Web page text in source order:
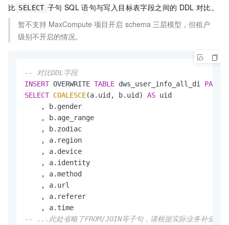
比 SELECT 子句 SQL 语句与写入目标表字段之间的 DDL 对比。
暂不支持 MaxCompute 项目开启 schema 三层模型，但租户
级别不开启的情况。
-- 对比DDL字段
INSERT OVERWRITE TABLE dws_user_info_all_di
SELECT COALESCE(a.uid, b.uid) AS uid
    , b.gender
    , b.age_range
    , b.zodiac
    , a.region
    , a.device
    , a.identity
    , a.method
    , a.url
    , a.referer
-- ...此处省略了FROM/JOIN等子句，请根据实际业务补全